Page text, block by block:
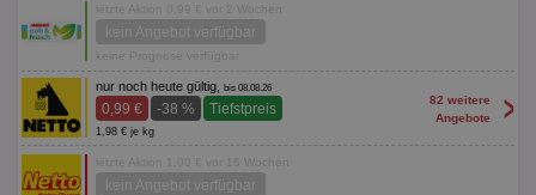
letzte Aktion 0,99 € vor 2 Wochen
kein Angebot verfügbar
keine Prognose verfügbar
nur noch heute gültig, bis 08.08.26
0,99 € -38 % Tiefstpreis
1,98 € je kg
82 weitere
Angebote
>
letzte Aktion 1,00 € vor 16 Wochen
kein Angebot verfügbar